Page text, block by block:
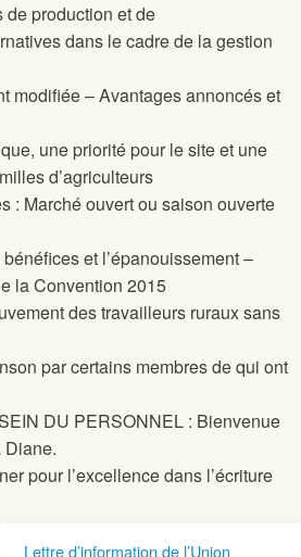
production et de
dans le cadre de la gestion
modifiée – Avantages annoncés et
une priorité pour le siteet une
d’agriculteurs
: Marché ouvert ou saison ouverte
et l’épanouissement –
la Convention 2015
des travailleurs ruraux sans
par certains membres dequi ont
DU PERSONNEL : Bienvenue
Diane.
pour l’excellence dans l’écriture
Lettre d’information de l’Union